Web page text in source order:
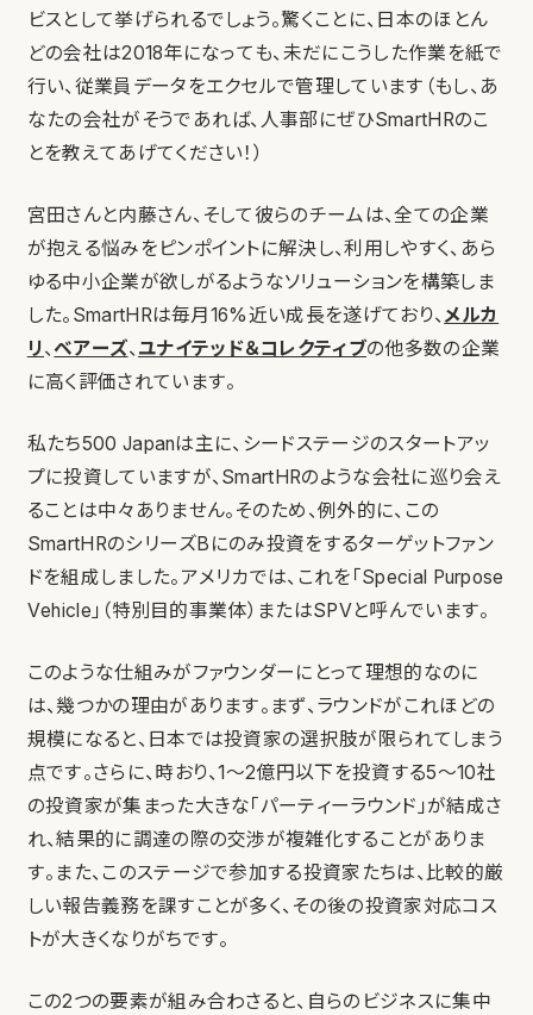
ビスとして挙げられるでしょう。驚くことに、日本のほとん
どの会社は2018年になっても、未だにこうした作業を紙で
行い、従業員データをエクセルで管理しています（もし、あ
なたの会社がそうであれば、人事部にぜひSmartHRのこ
とを教えてあげてください！）
宮田さんと内藤さん、そして彼らのチームは、全ての企業
が抱える悩みをピンポイントに解決し、利用しやすく、あら
ゆる中小企業が欲しがるようなソリューションを構築しま
した。SmartHRは毎月16%近い成長を遂げており、メルカ
リ、ベアーズ、 ユナイテッド＆コレクティブの他多数の企業
に高く評価されています。
私たち500 Japanは主に、シードステージのスタートアッ
プに投資していますが、SmartHRのような会社に巡り会え
ることは中々ありません。そのため、例外的に、この
SmartHRのシリーズBにのみ投資をするターゲットファン
ドを組成しました。アメリカでは、これを「Special Purpose
Vehicle」（特別目的事業体）またはSPVと呼んでいます。
このような仕組みがファウンダーにとって理想的なのに
は、幾つかの理由があります。まず、ラウンドがこれほどの
規模になると、日本では投資家の選択肢が限られてしまう
点です。さらに、時おり、1〜2億円以下を投資する5〜10社
の投資家が集まった大きな「パーティーラウンド」が結成さ
れ、結果的に調達の際の交渉が複雑化することがありま
す。また、このステージで参加する投資家たちは、比較的厳
しい報告義務を課すことが多く、その後の投資家対応コス
トが大きくなりがちです。
この2つの要素が組み合わさると、自らのビジネスに集中